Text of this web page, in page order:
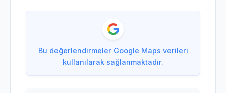
Bu değerlendirmeler Google Maps verileri
kullanılarak sağlanmaktadır.